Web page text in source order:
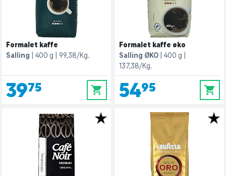
Formalet kaffe
Salling
400 g 99,38/Kg.
39,75 0
Formalet kaffe øko
Salling ØKO
400 g
137,38/Kg.
54,95 0